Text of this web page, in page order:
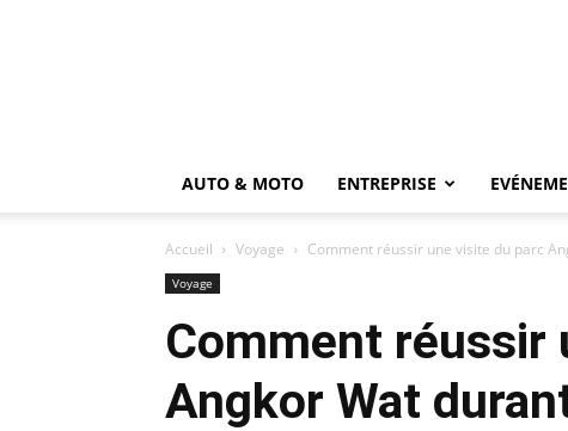
AUTO & MOTO ENTREPRISE
Accueil Voyage Comment réussir une visite du parc
Voyage
Comment réussir
Angkor Wat